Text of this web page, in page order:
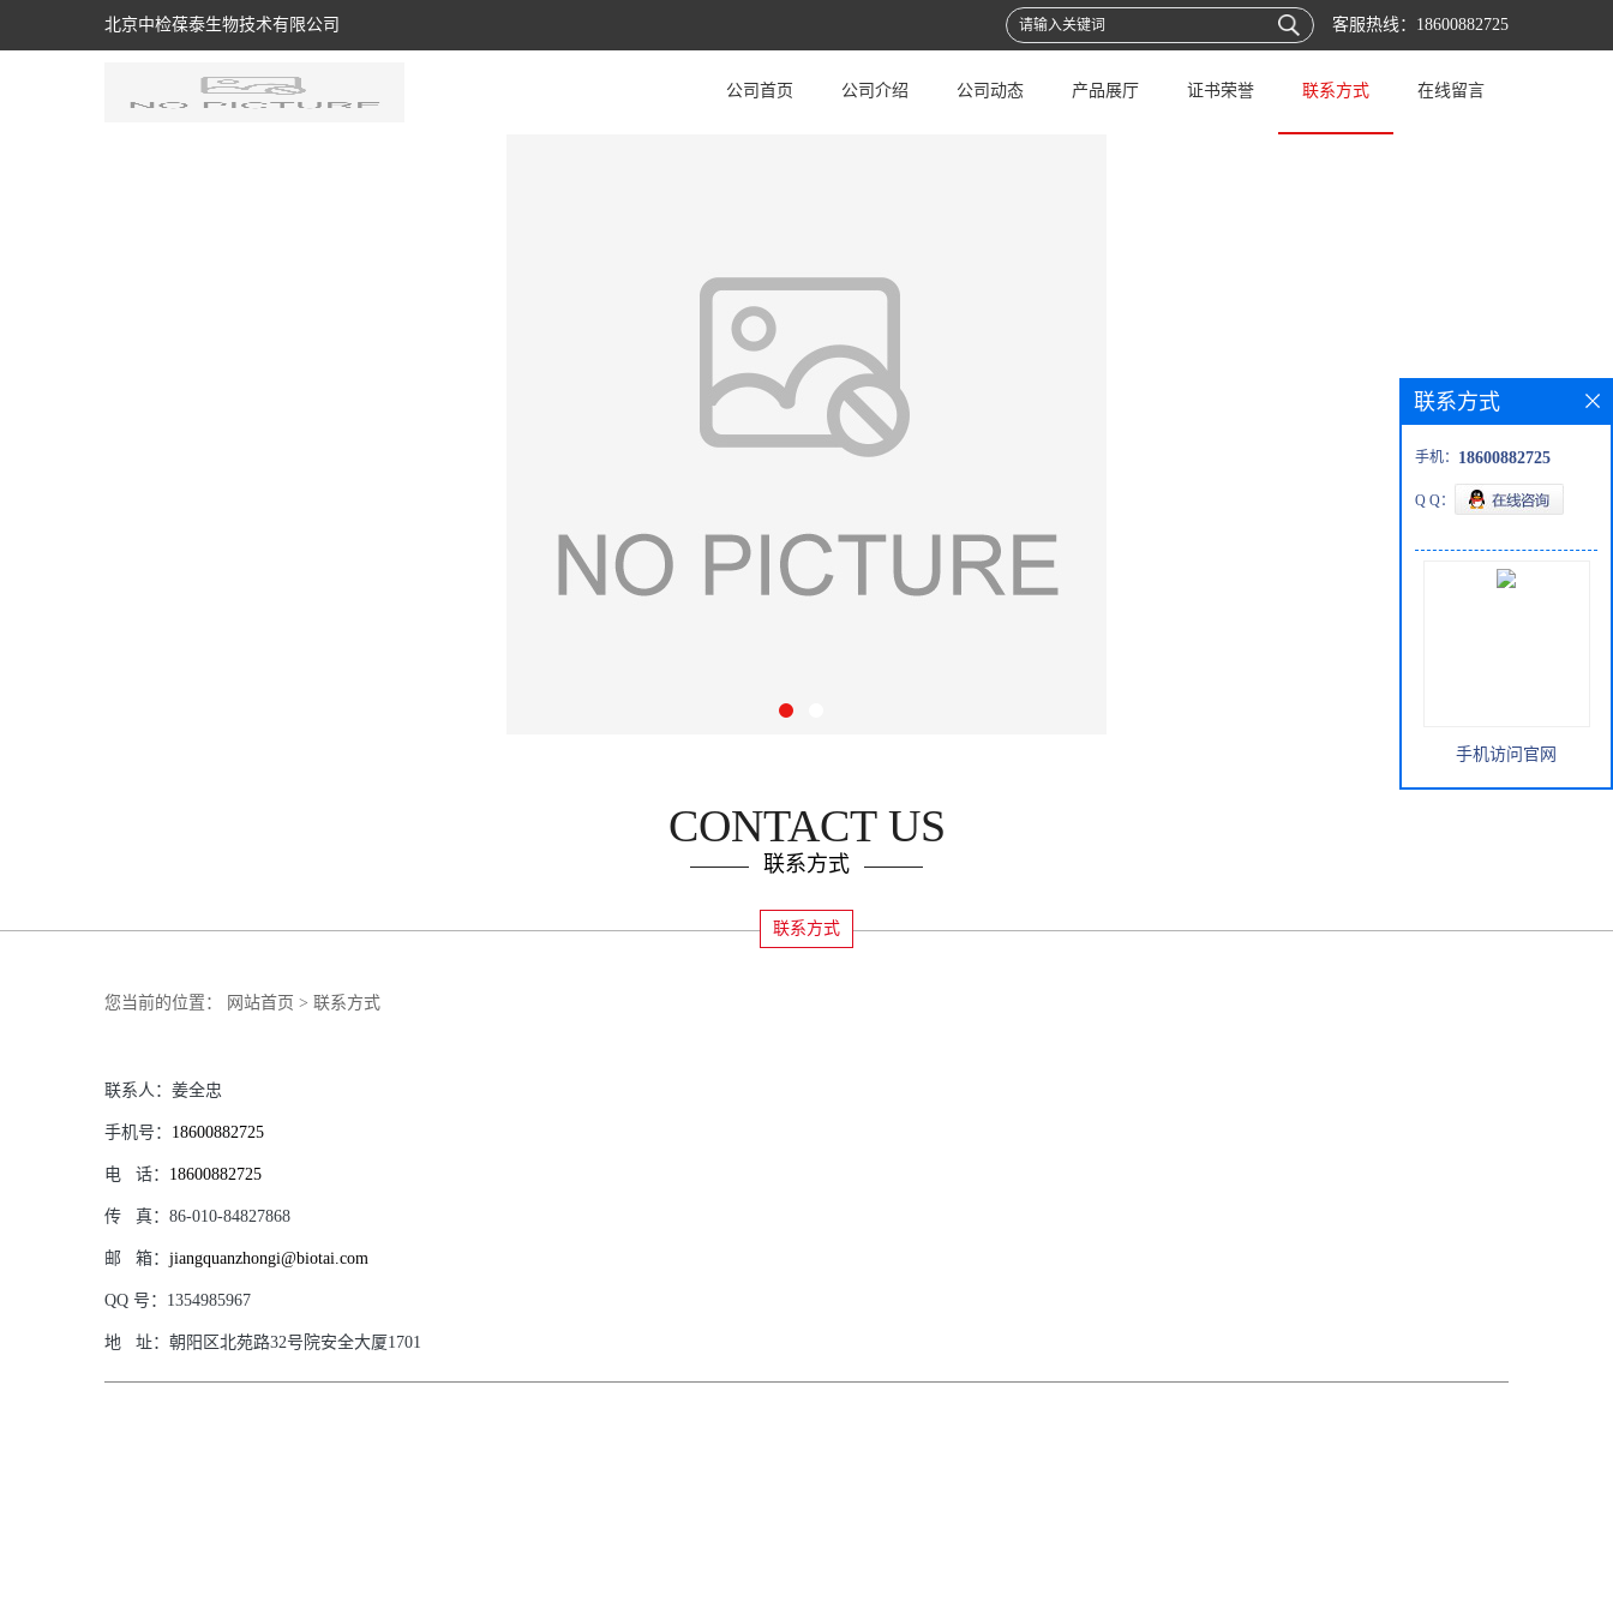
北京中检葆泰生物技术有限公司 客服热线： 18600882725
公司首页 公司介绍 公司动态 产品展厅 证书荣誉 联系方式 在线留言
CONTACT US
联系方式
联系方式
您当前的位置： 网站首页 > 联系方式
联系人： 姜全忠
手机号： 18600882725
电 话： 18600882725
传 真： 86-010-84827868
邮 箱： jiangquanzhongi@biotai.com
QQ 号： 1354985967
地 址： 朝阳区北苑路32号院安全大厦1701
联系方式
手机： 18600882725
Q Q：
手机访问官网